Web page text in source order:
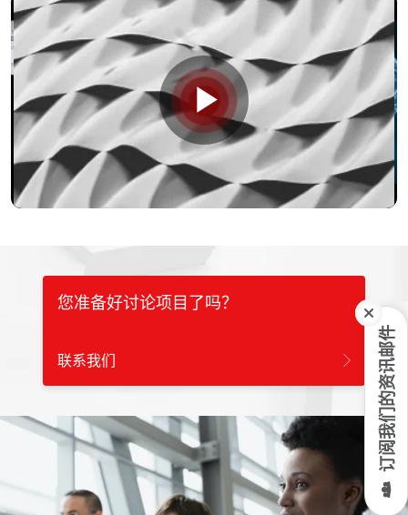
订阅我们的资讯邮件
Play
Video
您准备好讨论项目了吗？
联系我们